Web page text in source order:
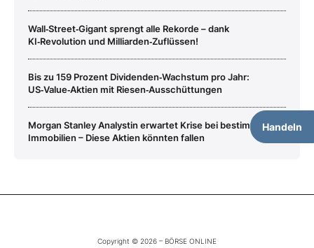
Handeln
Wall‑Street‑Gigant sprengt alle Rekorde – dank
KI‑Revolution und Milliarden‑Zuflüssen!
Bis zu 159 Prozent Dividenden‑Wachstum pro Jahr:
US‑Value‑Aktien mit Riesen‑Ausschüttungen
Morgan Stanley Analystin erwartet Krise bei bestimmten
Immobilien – Diese Aktien könnten fallen
Copyright © 2026 – BÖRSE ONLINE